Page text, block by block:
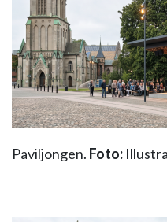
Paviljongen. Foto: